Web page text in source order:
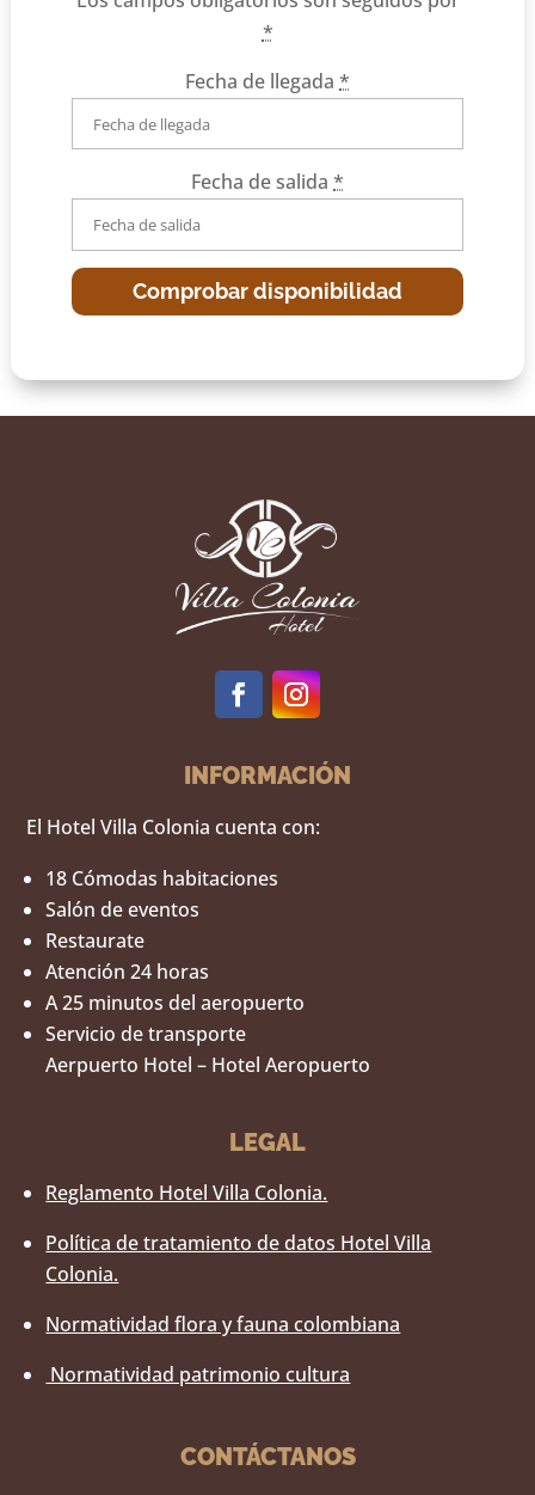
*
Fecha de llegada *
Fecha de salida *
INFORMACIÓN
El Hotel Villa Colonia cuenta con:
18 Cómodas habitaciones
Salón de eventos
Restaurate
Atención 24 horas
A 25 minutos del aeropuerto
Servicio de transporte
Aerpuerto Hotel – Hotel Aeropuerto
LEGAL
Reglamento Hotel Villa Colonia.
Política de tratamiento de datos Hotel Villa
Colonia.
Normatividad flora y fauna colombiana
Normatividad patrimonio cultura
CONTÁCTANOS